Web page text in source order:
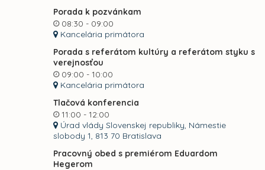
Porada k pozvánkam
08:30 - 09:00
Kancelária primátora
Porada s referátom kultúry a referátom styku s
verejnosťou
09:00 - 10:00
Kancelária primátora
Tlačová konferencia
11:00 - 12:00
Úrad vlády Slovenskej republiky, Námestie
slobody 1, 813 70 Bratislava
Pracovný obed s premiérom Eduardom
Hegerom